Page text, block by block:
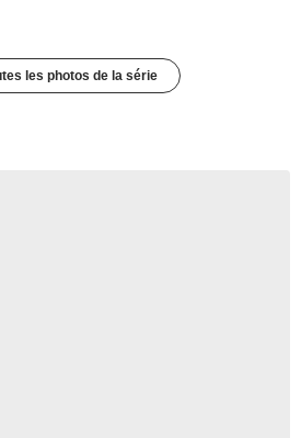
les photos de la série